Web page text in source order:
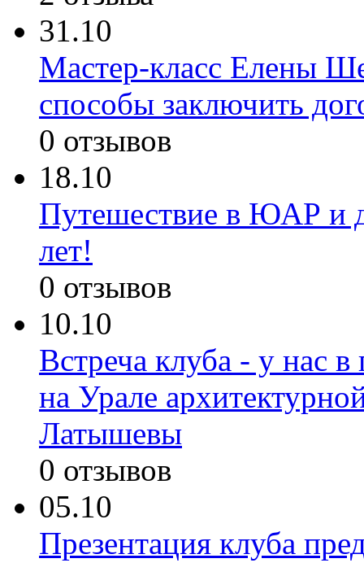
31.10
Мастер-класс Елены
способы заключить
0 отзывов
18.10
Путешествие в ЮАР и
лет!
0 отзывов
10.10
Встреча клуба - у нас
на Урале
Латышевы
0 отзывов
05.10
Презентация клуба